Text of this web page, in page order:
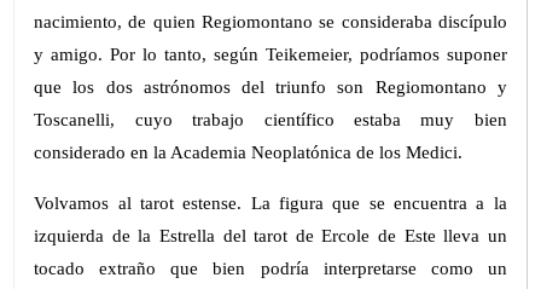
nacimiento, de quien Regiomontano se consideraba discípulo
y amigo. Por lo tanto, según Teikemeier, podríamos suponer
que los dos astrónomos del triunfo son Regiomontano y
Toscanelli, cuyo trabajo científico estaba muy bien
considerado en la Academia Neoplatónica de los Medici.
Volvamos al tarot estense. La figura que se encuentra a la
izquierda de la Estrella del tarot de Ercole de Este lleva un
tocado extraño que bien podría interpretarse como un